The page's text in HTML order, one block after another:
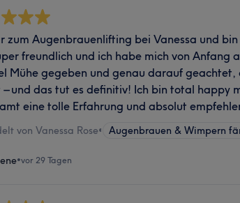
zum Augenbrauenlifting bei Vanessa und
freundlich und ich habe mich von Anfang
Mühe gegeben und genau darauf geachtet,
und das tut es definitiv! Ich bin total happy
eine tolle Erfahrung und absolut
von Vanessa Rose• Augenbrauen & Wimpern
•vor 29 Tagen